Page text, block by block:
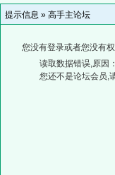
提示信息 » 高手主论坛
您没有登录或者您没有
读取数据错误,原因
您还不是论坛会员,